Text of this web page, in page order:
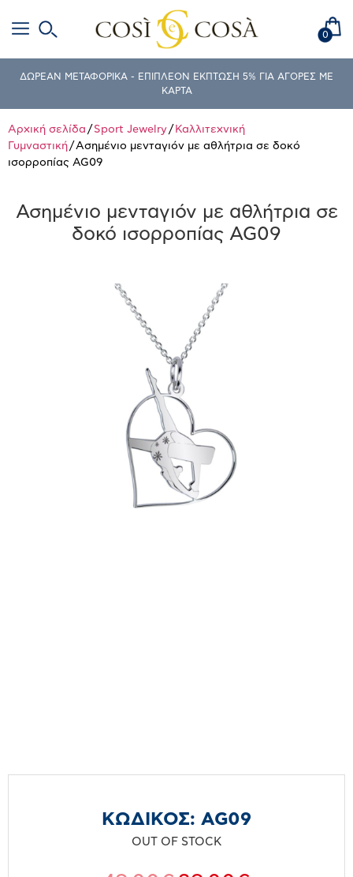
0
ΔΩΡΕΑΝ ΜΕΤΑΦΟΡΙΚΑ - ΕΠΙΠΛΕΟΝ ΕΚΠΤΩΣΗ 5% ΓΙΑ ΑΓΟΡΕΣ ΜΕ
ΚΑΡΤΑ
Αρχική σελίδα / Sport Jewelry/ Καλλιτεχνική
Γυμναστική/ Ασημένιο μενταγιόν με αθλήτρια σε δοκό
ισορροπίας AG09
Ασημένιο μενταγιόν με αθλήτρια σε
δοκό ισορροπίας AG09
ΚΩΔΙΚΟΣ: AG09
OUT OF STOCK